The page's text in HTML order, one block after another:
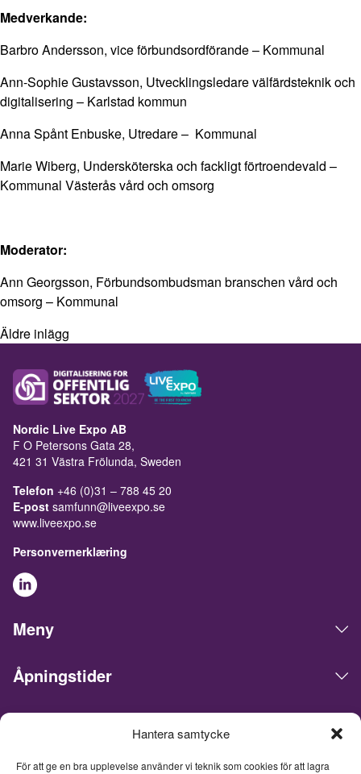
Hantera samtycke
För att ge en bra upplevelse använder vi teknik som cookies för att lagra
Medverkande:
Barbro Andersson, vice förbundsordförande – Kommunal
Ann-Sophie Gustavsson, Utvecklingsledare välfärdsteknik och
digitalisering – Karlstad kommun
Anna Spånt Enbuske, Utredare – Kommunal
Marie Wiberg, Undersköterska och fackligt förtroendevald –
Kommunal Västerås vård och omsorg
Moderator:
Ann Georgsson, Förbundsombudsman branschen vård och
omsorg – Kommunal
Äldre inlägg
Nordic Live Expo AB
F O Petersons Gata 28,
421 31 Västra Frölunda, Sweden
Telefon +46 (0)31 – 788 45 20
E-post samfunn@liveexpo.se
www.liveexpo.se
Personvernerklæring
Meny
Åpningstider
Live Expo arrangerer messer, møter, konferanser og events i
det skandinaviske markedet. Hovedkontoret ligger i Göteborg.
Vi matcher mennesker og bedrifter for å gjøre forretninger,